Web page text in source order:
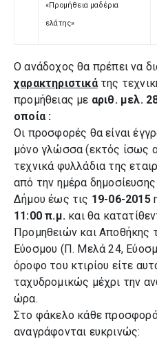
«Προμήθεια μαδέρια
ελάτης»
Ο ανάδοχος θα πρέπει να
χαρακτηριστικάτης
προμήθειας με αριθ. μελ.
οποία :
Οι προσφορές θα είναι
μόνο γλώσσα (εκτός ίσως
τεχνικά φυλλάδια της
από την ημέρα
Δήμου έως τις 19-06-2015
11:00 π.μ. και θα
Προμηθειών και Αποθήκης
Εύοσμου (Π. Μελά 24,
όροφο του κτιρίου είτε
ταχυδρομικώς μέχρι την
ώρα.
Στο φάκελο κάθε
αναγράφονται ευκρινώς: